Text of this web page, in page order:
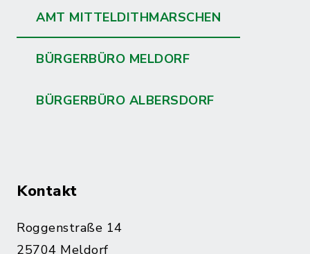
AMT MITTELDITHMARSCHEN
BÜRGERBÜRO MELDORF
BÜRGERBÜRO ALBERSDORF
Kontakt
Roggenstraße 14
25704 Meldorf